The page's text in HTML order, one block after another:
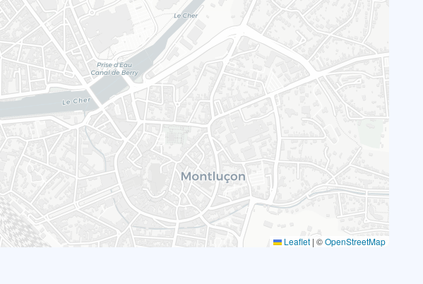
Leaflet | ©OpenStreetMap